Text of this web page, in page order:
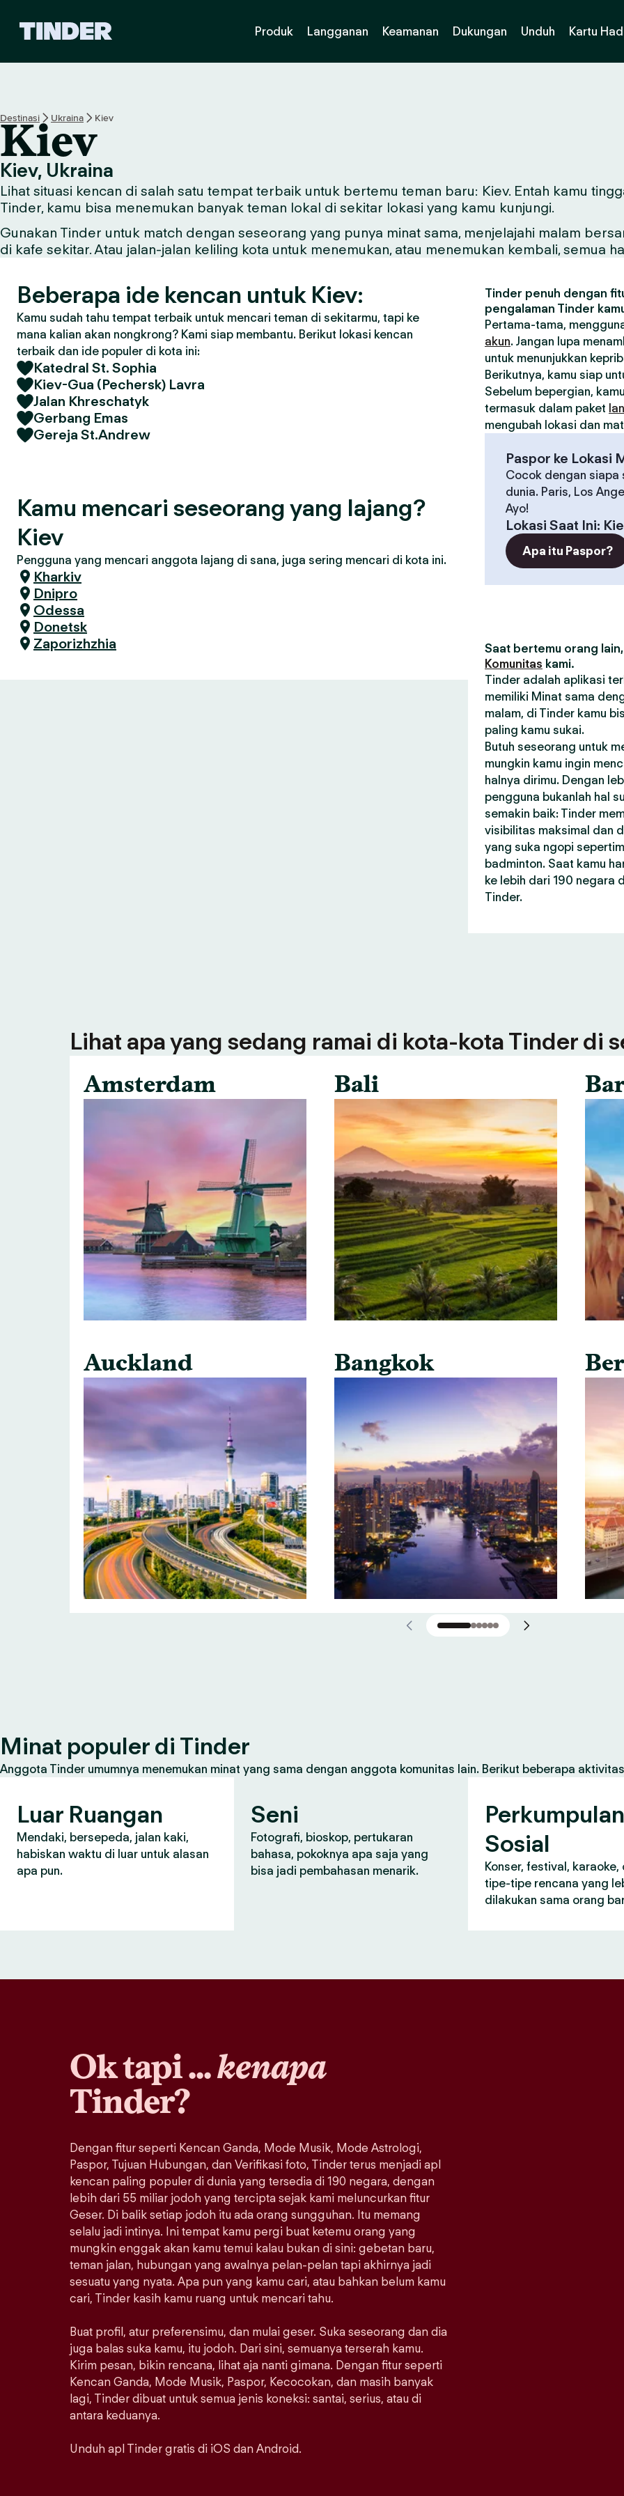
e
r
Produk Langganan Keamanan Dukungan Unduh Kartu
Destinasi Ukraina Kiev
Kiev
Kiev, Ukraina
Lihat situasi kencan di salah satu tempat terbaik untuk bertemu teman baru: Kiev. Entah kamu
Tinder, kamu bisa menemukan banyak teman lokal di sekitar lokasi yang kamu kunjungi.
Gunakan Tinder untuk match dengan seseorang yang punya minat sama, menjelajahi malam
di kafe sekitar. Atau jalan-jalan keliling kota untuk menemukan, atau menemukan kembali, semua
Beberapa ide kencan untuk Kiev:
Kamu sudah tahu tempat terbaik untuk mencari teman di sekitarmu, tapi ke
mana kalian akan nongkrong? Kami siap membantu. Berikut lokasi kencan
terbaik dan ide populer di kota ini:
Katedral St. Sophia
Kiev-Gua (Pechersk) Lavra
Jalan Khreschatyk
Gerbang Emas
Gereja St.Andrew
Kamu mencari seseorang yang lajang?
Kiev
Pengguna yang mencari anggota lajang di sana, juga sering mencari di kota ini.
Kharkiv
Dnipro
Odessa
Donetsk
Zaporizhzhia
Tinder penuh dengan
pengalaman Tinder
Pertama-tama,
akun. Jangan lupa
untuk menunjukkan
Berikutnya, kamu siap
Sebelum bepergian,
termasuk dalam paket
mengubah lokasi dan
Paspor ke Lokasi
Cocok dengan siapa
dunia. Paris, Los
Ayo!
Lokasi Saat Ini:
Apa itu Paspor?
Saat bertemu orang
Komunitas kami.
Tinder adalah aplikasi
memiliki Minat sama
malam, di Tinder kamu
paling kamu sukai.
Butuh seseorang untuk
mungkin kamu ingin
halnya dirimu. Dengan
pengguna bukanlah hal
semakin baik: Tinder
visibilitas maksimal dan
yang suka ngopi
badminton. Saat kamu
ke lebih dari 190 negara
Tinder.
Lihat apa yang sedang ramai di kota-kota Tinder di
Amsterdam
Auckland
Bali
Bangkok
Minat populer di Tinder
Anggota Tinder umumnya menemukan minat yang sama dengan anggota komunitas lain. Berikut beberapa
Luar Ruangan
Mendaki, bersepeda, jalan kaki,
habiskan waktu di luar untuk alasan
apa pun.
Seni
Fotografi, bioskop, pertukaran
bahasa, pokoknya apa saja yang
bisa jadi pembahasan menarik.
Perkumpulan
Sosial
Konser, festival,
tipe-tipe rencana yang
dilakukan sama orang
Ok tapi ...kenapa
Tinder?
Dengan fitur seperti Kencan Ganda, Mode Musik, Mode Astrologi,
Paspor, Tujuan Hubungan, dan Verifikasi foto, Tinder terus menjadi apl
kencan paling populer di dunia yang tersedia di 190 negara, dengan
lebih dari 55 miliar jodoh yang tercipta sejak kami meluncurkan fitur
Geser. Di balik setiap jodoh itu ada orang sungguhan. Itu memang
selalu jadi intinya. Ini tempat kamu pergi buat ketemu orang yang
mungkin enggak akan kamu temui kalau bukan di sini: gebetan baru,
teman jalan, hubungan yang awalnya pelan-pelan tapi akhirnya jadi
sesuatu yang nyata. Apa pun yang kamu cari, atau bahkan belum kamu
cari, Tinder kasih kamu ruang untuk mencari tahu.
Buat profil, atur preferensimu, dan mulai geser. Suka seseorang dan dia
juga balas suka kamu, itu jodoh. Dari sini, semuanya terserah kamu.
Kirim pesan, bikin rencana, lihat aja nanti gimana. Dengan fitur seperti
Kencan Ganda, Mode Musik, Paspor, Kecocokan, dan masih banyak
lagi, Tinder dibuat untuk semua jenis koneksi: santai, serius, atau di
antara keduanya.
Unduh apl Tinder gratis di iOS dan Android.